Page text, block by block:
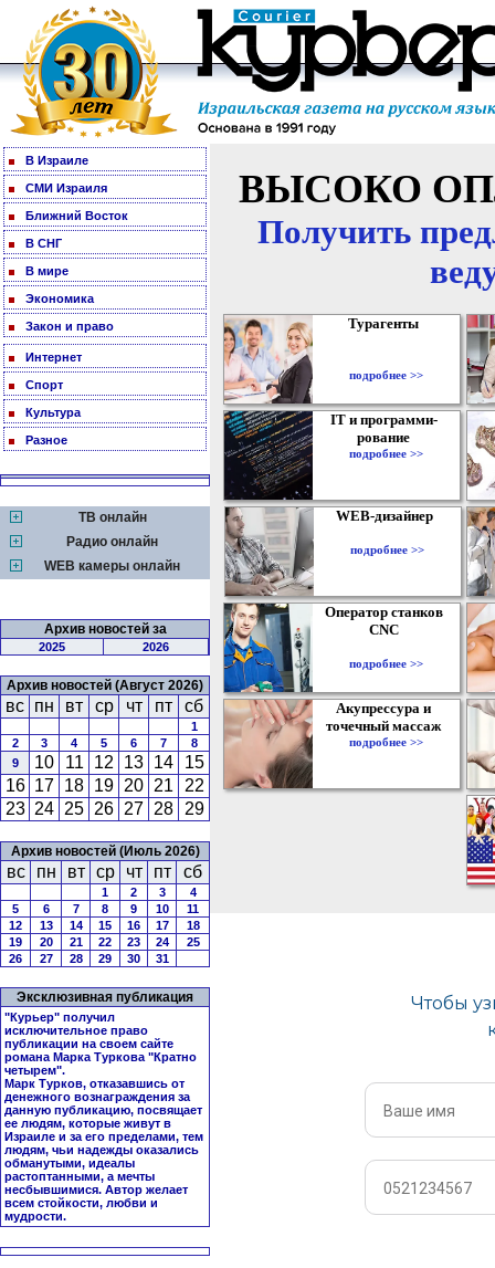
В Израиле
СМИ Израиля
Ближний Восток
В СНГ
В мире
Экономика
Закон и право
Интернет
Спорт
Культура
Разное
ТВ онлайн
Радио онлайн
WEB камеры онлайн
Архив новостей за
2025 2026
Архив новостей (Август 2026)
вс пн вт ср чт пт сб
1
2
3 4 5 6 7
8
9
10 11 12 13 14
15
16 17 18 19 20 21
22
23 24 25 26 27 28 29
Архив новостей (Июль 2026)
вс пн вт ср чт пт сб
1 2 3
4
5
6 7 8 9 10
11
12
13 14 15 16 17
18
19
20 21 22 23 24
25
26
27 28 29 30 31
Эксклюзивная публикация
"Курьер" получил
исключительное право
публикации на своем сайте
романа Марка Туркова "Кратно
четырем".
Марк Турков, отказавшись от
денежного вознаграждения за
данную публикацию, посвящает
ее людям, которые живут в
Израиле и за его пределами, тем
людям, чьи надежды оказались
обманутыми, идеалы
растоптанными, а мечты
несбывшимися. Автор желает
всем стойкости, любви и
мудрости.
ВЫСОКО
Получить
Турагенты
подробнее >>
IT и программи-
рование
подробнее >>
WEB-дизайнер
подробнее >>
Оператор станков
CNC
подробнее >>
Акупрессура и
точечный массаж
подробнее >>